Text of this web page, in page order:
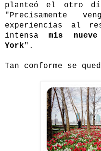
planteó el otro
"Precisamente
experiencias al
intensamis
York".
Tan conforme se